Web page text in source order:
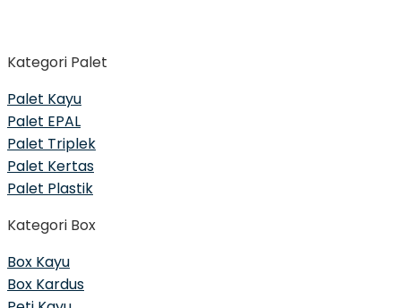
Kategori Palet
Palet Kayu
Palet EPAL
Palet Triplek
Palet Kertas
Palet Plastik
Kategori Box
Box Kayu
Box Kardus